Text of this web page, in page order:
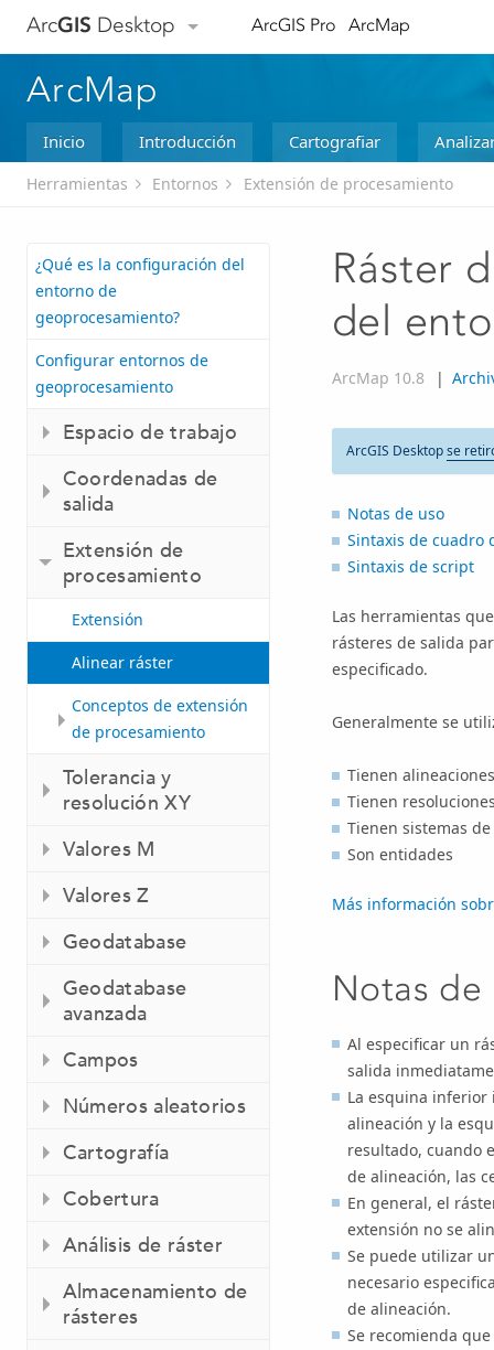
ArcGIS Desktop ArcGIS Pro ArcMap
ArcMap
Inicio Introducción Cartografiar
Herramientas Entornos Extensión de procesamiento
¿Qué es la configuración del
entorno de
geoprocesamiento?
Configurar entornos de
geoprocesamiento
Espacio de trabajo
Coordenadas de
salida
Extensión de
procesamiento
Extensión
Alinear ráster
Conceptos de extensión
de procesamiento
Tolerancia y
resolución XY
Valores M
Valores Z
Geodatabase
Geodatabase
avanzada
Campos
Números aleatorios
Cartografía
Cobertura
Análisis de ráster
Almacenamiento de
rásteres
Ráster
del
ArcMap 10.8 |
ArcGIS Desktopse
Notas de uso
Sintaxis de cuadro
Sintaxis de script
Las herramientas
rásteres de salida
especificado.
Generalmente se
Tienen
Tienen
Tienen sistemas
Son entidades
Más información
Notas de
Al especificar un
salida
La esquina inferior
alineación y la
resultado, cuando
de alineación, las
En general, el
extensión no se
Se puede utilizar
necesario
de alineación.
Se recomienda